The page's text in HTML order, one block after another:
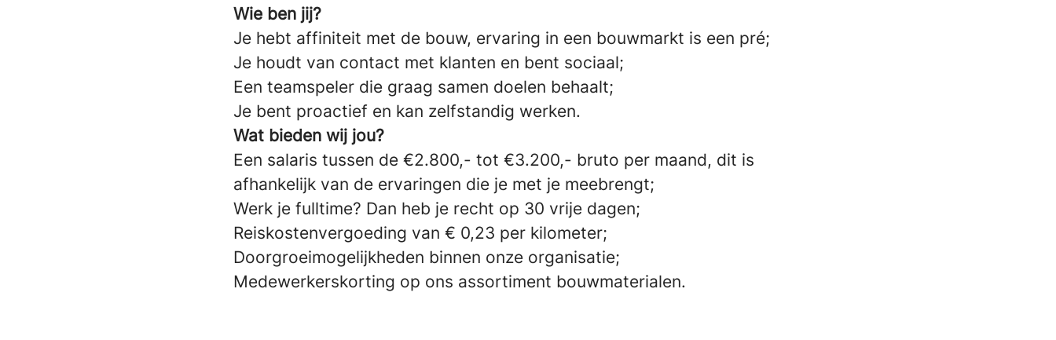
Wie ben jij?
Je hebt affiniteit met de bouw, ervaring in een bouwmarkt is een pré;
Je houdt van contact met klanten en bent sociaal;
Een teamspeler die graag samen doelen behaalt;
Je bent proactief en kan zelfstandig werken.
Wat bieden wij jou?
Een salaris tussen de €2.800,- tot €3.200,- bruto per maand, dit is
afhankelijk van de ervaringen die je met je meebrengt;
Werk je fulltime? Dan heb je recht op 30 vrije dagen;
Reiskostenvergoeding van € 0,23 per kilometer;
Doorgroeimogelijkheden binnen onze organisatie;
Medewerkerskorting op ons assortiment bouwmaterialen.